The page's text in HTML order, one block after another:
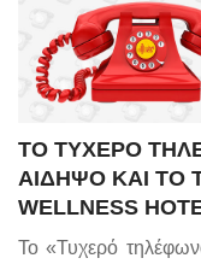
ΤΟ ΤΥΧΕΡΟ
ΑΙΔΗΨΟ ΚΑΙ ΤΟ
WELLNESS
Το «Τυχερό